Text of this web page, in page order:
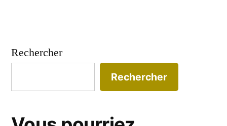
Rechercher
Rechercher